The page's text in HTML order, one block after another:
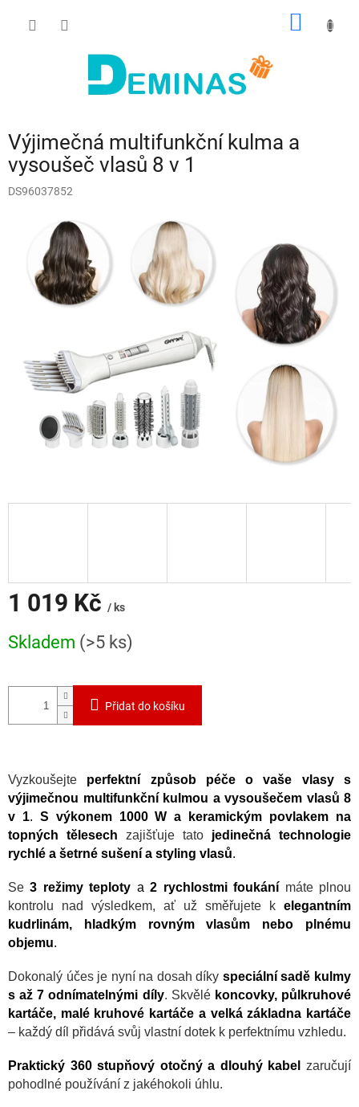
Výjimečná multifunkční kulma a
vysoušeč vlasů 8 v 1
DS96037852
1 019 Kč / ks
cena:
Skladem (>5 ks)
Přidat do košíku
Vyzkoušejte perfektní způsob péče o vaše vlasy s
výjimečnou multifunkční kulmou a vysoušečem vlasů 8
v 1. S výkonem 1000 W a keramickým povlakem na
topných tělesech zajišťuje tato jedinečná technologie
rychlé a šetrné sušení a styling vlasů.
Se3 režimy teploty a2 rychlostmi foukání máte plnou
kontrolu nad výsledkem, ať už směřujete k elegantním
kudrlinám, hladkým rovným vlasům nebo plnému
objemu.
Dokonalý účes je nyní na dosah díky speciální sadě kulmy
s až 7 odnímatelnými díly. Skvělé koncovky, půlkruhové
kartáče, malé kruhové kartáče a velká základna kartáče
– každý díl přidává svůj vlastní dotek k perfektnímu vzhledu.
Praktický 360 stupňový otočný a dlouhý kabel zaručují
pohodlné používání z jakéhokoli úhlu.